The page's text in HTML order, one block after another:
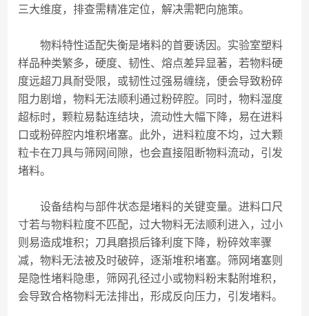
三大维度，排查需精准定位，解决需靶向施策。
物料特性适配失衡是堵料的首要诱因。实验室塑料
样品种类繁多，硬度、韧性、熔点差异显著，若物料硬
度远超刀具耐受限，或韧性过强易缠绕，便会导致粉碎
阻力剧增，物料无法顺利通过粉碎腔。同时，物料湿度
超标时，颗粒易黏连结块，流动性大幅下降，易在进料
口或粉碎腔内堆积堵塞。此外，进料粒度不均，过大颗
粒卡在刀具与筛网间隙，也会直接阻断物料流动，引发
堵料。
设备结构与部件状态是堵料的关键变量。进料口尺
寸若与物料粒度不匹配，过大物料无法顺利进入，过小
则易造成堆积；刀具磨损后锋利度下降，粉碎效率骤
减，物料无法被及时破碎，逐渐堆积堵塞。筛网堵塞则
是隐性堵料隐患，筛网孔径过小或物料粉末黏附堆积，
会导致合格物料无法排出，形成反向压力，引发堵料。